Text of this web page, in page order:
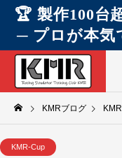
🏆 製作100台
─ プロが本気
KMRブログ
KMR-Cup